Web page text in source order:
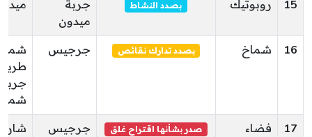
15
روبوتيك بصدد النشاط
جربة
ميدون
16 شماخ بصدد تدارك نقائص جرجيس
جربة
17
فضاء
صدر بشأنها اقتراح غلق جرجيس
شارع